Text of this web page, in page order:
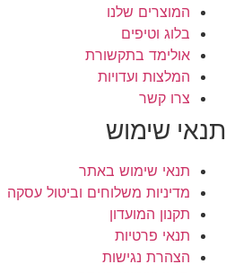
המוצרים שלנו
בלוג וטיפים
אולימד בתקשורת
המלצות ועדויות
צרו קשר
תנאי שימוש
תנאי שימוש באתר
מדיניות משלוחים וביטול עסקה
תקנון המועדון
תנאי פרטיות
הצהרת נגישות